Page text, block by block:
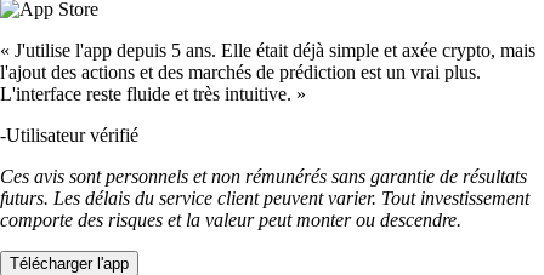
« J'utilise l'app depuis 5 ans. Elle était déjà simple et axée crypto, mais
l'ajout des actions et des marchés de prédiction est un vrai plus.
L'interface reste fluide et très intuitive. »
-Utilisateur vérifié
Ces avis sont personnels et non rémunérés sans garantie de résultats
futurs. Les délais du service client peuvent varier. Tout investissement
comporte des risques et la valeur peut monter ou descendre.
Télécharger l'app